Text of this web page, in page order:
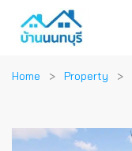
Home Property